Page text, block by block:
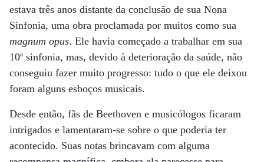
estava três anos distante da conclusão de sua Nona
Sinfonia, uma obra proclamada por muitos como sua
magnum opus. Ele havia começado a trabalhar em sua
10ª sinfonia, mas, devido à deterioração da saúde, não
conseguiu fazer muito progresso: tudo o que ele deixou
foram alguns esboços musicais.
Desde então, fãs de Beethoven e musicólogos ficaram
intrigados e lamentaram-se sobre o que poderia ter
acontecido. Suas notas brincavam com alguma